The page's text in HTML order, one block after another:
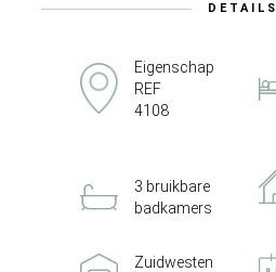
DETAILS
Eigenschap
REF
4108
3 bruikbare
badkamers
Zuidwesten